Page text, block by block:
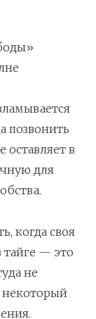
позвонить
в
для
когда своя
тайге — это
не
некоторый